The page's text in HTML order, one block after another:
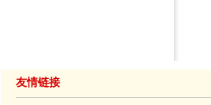
友情链接